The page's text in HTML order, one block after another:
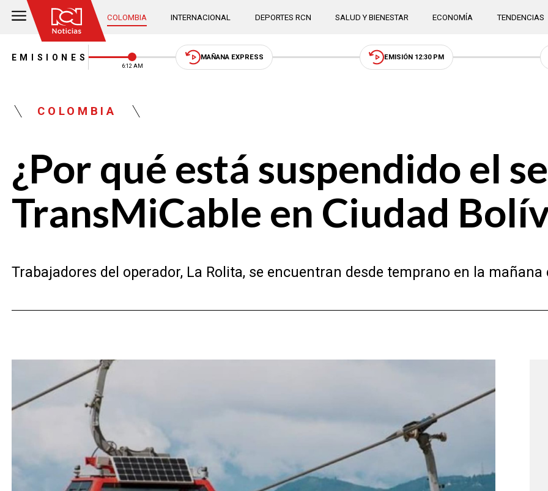
COLOMBIA INTERNACIONAL DEPORTES RCN SALUD Y BIENESTAR ECONOMÍA TENDENCIAS
EMISIONES
6:12 AM
MAÑANA EXPRESS EMISIÓN 12:30 PM
COLOMBIA
¿Por qué está suspendido el
TransMiCable en Ciudad
Trabajadores del operador, La Rolita, se encuentran desde temprano en la mañana